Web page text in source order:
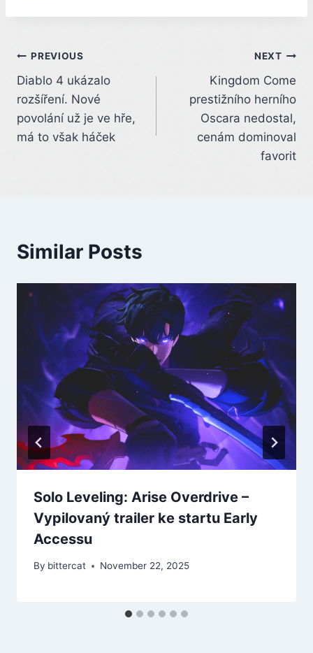
Post
navigation
PREVIOUS
Diablo 4 ukázalo
rozšíření. Nové
povolání už je ve hře,
má to však háček
NEXT
Kingdom Come
prestižního herního
Oscara nedostal,
cenám dominoval
favorit
Similar Posts
Solo Leveling: Arise Overdrive –
Vypilovaný trailer ke startu Early
Accessu
By bittercat November 22, 2025